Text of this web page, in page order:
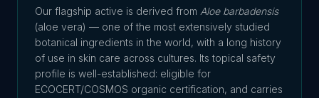
Our flagship active is derived from Aloe barbadensis
(aloe vera) — one of the most extensively studied
botanical ingredients in the world, with a long history
of use in skin care across cultures. Its topical safety
profile is well-established: eligible for
ECOCERT/COSMOS organic certification, and carries